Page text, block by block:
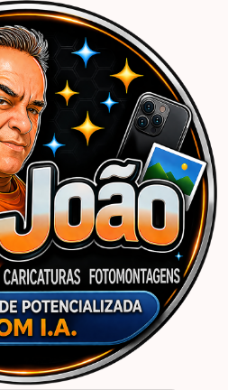
| João Caricaturas Mulher
– Presente Criativo